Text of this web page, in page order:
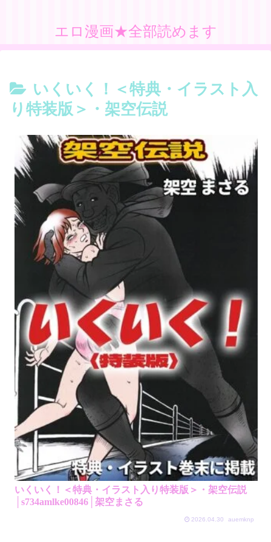
エロ漫画★全部読めます
いくいく！＜特典・イラスト入
り特装版＞・架空伝説
いくいく！＜特典・イラスト入り特装版＞・架空伝説
│s734amlke00846│架空まさる
2026.04.30 auemknp